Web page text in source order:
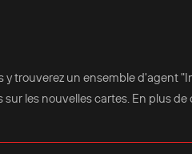
y trouverez un ensemble d'agent
les nouvelles cartes. En plus